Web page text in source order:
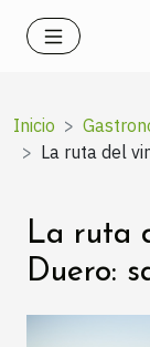
Inicio
La ruta del
La ruta
Duero: